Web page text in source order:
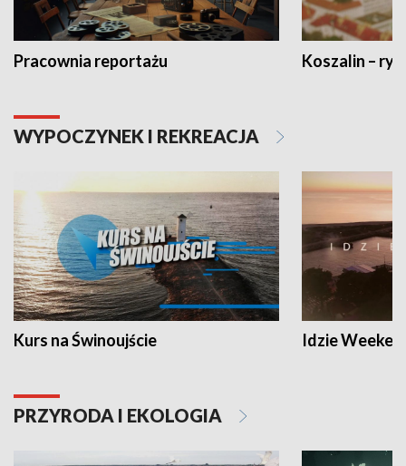
Pracownia reportażu Koszalin –
WYPOCZYNEK I REKREACJA
Kurs na Świnoujście Idzie
PRZYRODA I EKOLOGIA